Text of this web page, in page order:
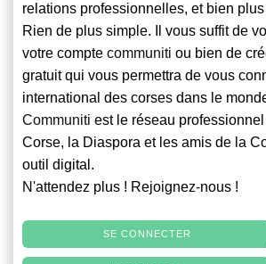
relations professionnelles, et bien
Rien de plus simple. Il vous suffit de
votre compte communiti ou bien de
gratuit qui vous permettra de vous
international des corses dans le
Communiti est le réseau
Corse, la Diaspora et les amis de la
outil digital.
N'attendez plus ! Rejoignez-nous !
SE CONNECTER